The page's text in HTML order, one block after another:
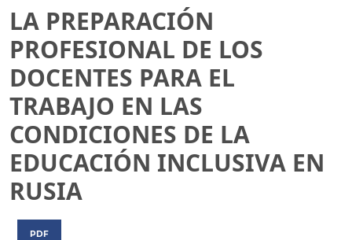
LA PREPARACIÓN
PROFESIONAL DE LOS
DOCENTES PARA EL
TRABAJO EN LAS
CONDICIONES DE LA
EDUCACIÓN INCLUSIVA EN
RUSIA
PDF